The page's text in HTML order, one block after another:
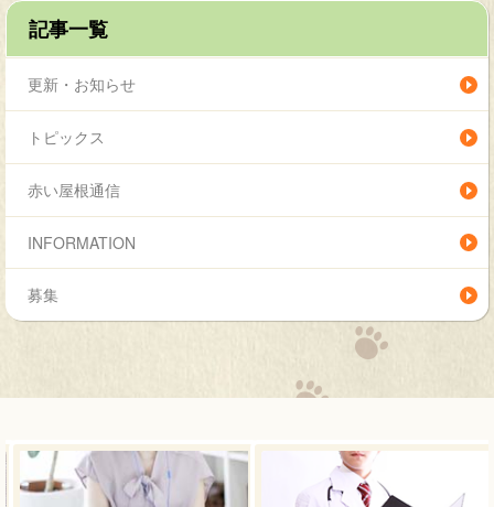
記事一覧
更新・お知らせ
トピックス
赤い屋根通信
INFORMATION
募集